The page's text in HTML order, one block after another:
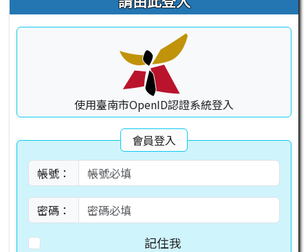
使用臺南市OpenID認證系統登入
會員登入
帳號：
密碼：
記住我